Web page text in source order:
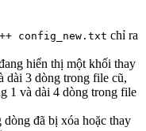
config_new.txt chỉ ra
hiển thị một khối thay
dài 3 dòng trong file cũ,
1 và dài 4 dòng trong file
dòng đã bị xóa hoặc thay